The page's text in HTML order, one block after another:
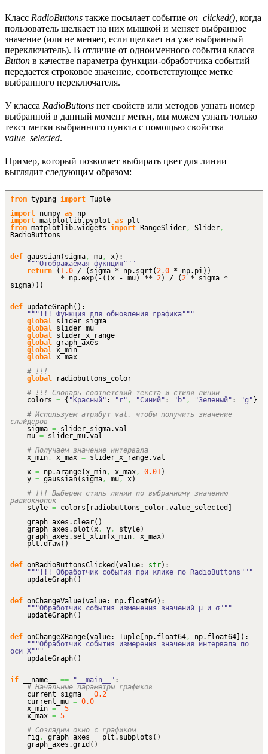
Класс RadioButtons также посылает событие on_clicked(), когда
пользователь щелкает на них мышкой и меняет выбранное
значение (или не меняет, если щелкает на уже выбранный
переключатель). В отличие от одноименного события класса
Button в качестве параметра функции-обработчика событий
передается строковое значение, соответствующее метке
выбранного переключателя.
У класса RadioButtons нет свойств или методов узнать номер
выбранной в данный момент метки, мы можем узнать только
текст метки выбранного пункта с помощью свойства
value_selected.
Пример, который позволяет выбирать цвет для линии
выглядит следующим образом:
from typing import Tuple
import numpy as np
import matplotlib. pyplot as plt
from matplotlib.widgets import RangeSlider, Slider,
RadioButtons
def gaussian( sigma, mu, x) :
"""Отображаемая фукнция"""
return
( 1.0 / ( sigma * np. sqrt (2.0 * np. pi) )
* np.exp( - ( (x - mu) ** 2) / (2 * sigma *
sigma) ) )
def updateGraph( ) :
"""!!! Функция для обновления графика"""
global slider_sigma
global slider_mu
global slider_x_range
global graph_axes
global x_min
global x_max
# !!!
global radiobuttons_color
# !!! Словарь соответсвий текста и стиля линии
colors = { "Красный" : "r" , "Синий" : "b" , "Зеленый" : "g" }
# Используем атрибут val, чтобы получить значение
слайдеров
sigma = slider_sigma.val
mu = slider_mu.val
# Получаем значение интервала
x_min, x_max = slider_x_range.val
x = np.arange(x_min, x_max, 0.01)
y = gaussian( sigma, mu, x)
# !!! Выберем стиль линии по выбранному значению
радиокнопок
style = colors radiobuttons_color.value_selected
graph_axes. clear( )
graph_axes. plot (x, y, style)
graph_axes. set_xlim(x_min, x_max)
plt.draw( )
def onRadioButtonsClicked (value: str) :
"""!!! Обработчик события при клике по RadioButtons"""
updateGraph( )
def onChangeValue(value: np. float64) :
"""Обработчик события изменения значений μ и σ"""
updateGraph( )
def onChangeXRange(value: Tuple np. float64, np. float64 ) :
"""Обработчик события измерения значения интервала по
оси X"""
updateGraph( )
if __name__ == "__main__" :
# Начальные параметры графиков
current_sigma = 0.2
current_mu = 0.0
x_min = -5
x_max = 5
# Создадим окно с графиком
fig, graph_axes = plt. subplots ( )
graph_axes.grid ( )